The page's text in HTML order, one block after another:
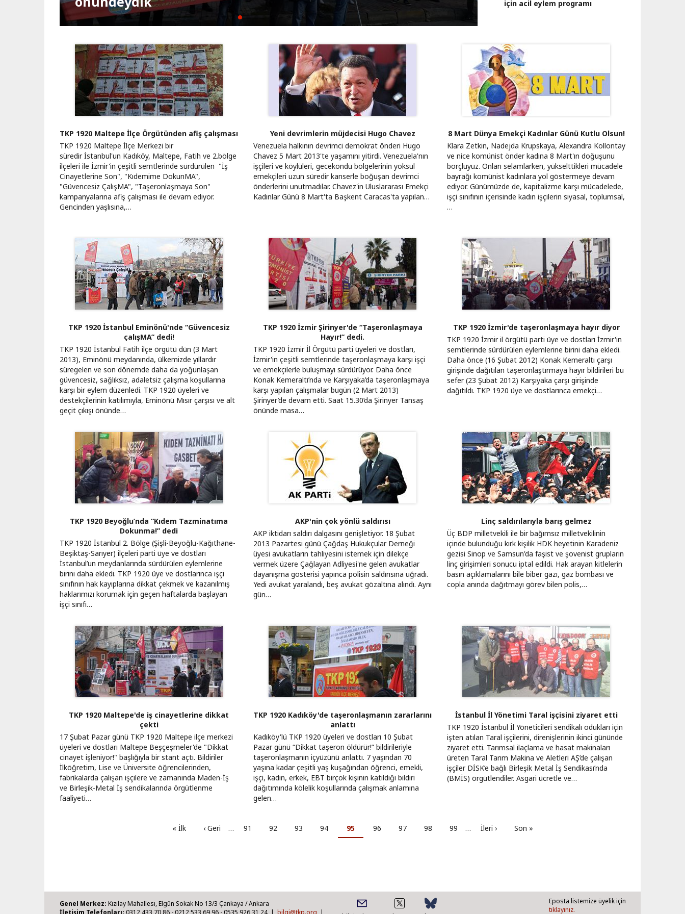
için acil eylem programı
TKP 1920 Maltepe İlçe Örgütünden afiş çalışması
TKP 1920 Maltepe İlçe Merkezi bir
süredir İstanbul'un Kadıköy, Maltepe, Fatih ve 2.bölge
ilçeleri ile İzmir'in çeşitli semtlerinde sürdürülen "İş
Cinayetlerine Son", "Kıdemime DokunMA",
"Güvencesiz ÇalışMA", "Taşeronlaşmaya Son"
kampanyalarına afiş çalışması ile devam ediyor.
Gencinden yaşlısına,…
Yeni devrimlerin müjdecisi Hugo Chavez
Venezuela halkının devrimci demokrat önderi Hugo
Chavez 5 Mart 2013'te yaşamını yitirdi. Venezuela'nın
işçileri ve köylüleri, gecekondu bölgelerinin yoksul
emekçileri uzun süredir kanserle boğuşan devrimci
önderlerini unutmadılar. Chavez'in Uluslararası Emekçi
Kadınlar Günü 8 Mart'ta Başkent Caracas'ta yapılan…
8 Mart Dünya Emekçi Kadınlar Günü Kutlu Olsun!
Klara Zetkin, Nadejda Krupskaya, Alexandra Kollontay
ve nice komünist önder kadına 8 Mart'ın doğuşunu
borçluyuz. Onları selamlarken, yükselttikleri mücadele
bayrağı komünist kadınlara yol göstermeye devam
ediyor. Günümüzde de, kapitalizme karşı mücadelede,
işçi sınıfının içerisinde kadın işçilerin siyasal, toplumsal,
…
TKP 1920 İstanbul Eminönü'nde “Güvencesiz
çalışMA” dedi!
TKP 1920 İstanbul Fatih ilçe örgütü dün (3 Mart
2013), Eminönü meydanında, ülkemizde yıllardır
süregelen ve son dönemde daha da yoğunlaşan
güvencesiz, sağlıksız, adaletsiz çalışma koşullarına
karşı bir eylem düzenledi. TKP 1920 üyeleri ve
destekçilerinin katılımıyla, Eminönü Mısır çarşısı ve alt
geçit çıkışı önünde…
TKP 1920 İzmir Şirinyer'de “Taşeronlaşmaya
Hayır!” dedi.
TKP 1920 İzmir İl Örgütü parti üyeleri ve dostları,
İzmir'in çeşitli semtlerinde taşeronlaşmaya karşı işçi
ve emekçilerle buluşmayı sürdürüyor. Daha önce
Konak Kemeraltı’nda ve Karşıyaka’da taşeronlaşmaya
karşı yapılan çalışmalar bugün (2 Mart 2013)
Şirinyer’de devam etti. Saat 15.30’da Şirinyer Tansaş
önünde masa…
TKP 1920 İzmir'de taşeronlaşmaya hayır diyor
TKP 1920 İzmir il örgütü parti üye ve dostları İzmir'in
semtlerinde sürdürülen eylemlerine birini daha ekledi.
Daha önce (16 Şubat 2012) Konak Kemeraltı çarşı
girişinde dağıtılan taşeronlaştırmaya hayır bildirileri bu
sefer (23 Şubat 2012) Karşıyaka çarşı girişinde
dağıtıldı. TKP 1920 üye ve dostlarınca emekçi…
TKP 1920 Beyoğlu’nda “Kıdem Tazminatıma
Dokunma!” dedi
TKP 1920 İstanbul 2. Bölge (Şişli-Beyoğlu-Kağıthane-
Beşiktaş-Sarıyer) ilçeleri parti üye ve dostları
İstanbul’un meydanlarında sürdürülen eylemlerine
birini daha ekledi. TKP 1920 üye ve dostlarınca işçi
sınıfının hak kayıplarına dikkat çekmek ve kazanılmış
haklarımızı korumak için geçen haftalarda başlayan
işçi sınıfı…
AKP'nin çok yönlü saldırısı
AKP iktidarı saldırı dalgasını genişletiyor. 18 Şubat
2013 Pazartesi günü Çağdaş Hukukçular Derneği
üyesi avukatların tahliyesini istemek için dilekçe
vermek üzere Çağlayan Adliyesi'ne gelen avukatlar
dayanışma gösterisi yapınca polisin saldırısına uğradı.
Yedi avukat yaralandı, beş avukat gözaltına alındı. Aynı
gün…
Linç saldırılarıyla barış gelmez
Üç BDP milletvekili ile bir bağımsız milletvekilinin
içinde bulunduğu kırk kişilik HDK heyetinin Karadeniz
gezisi Sinop ve Samsun'da faşist ve şovenist grupların
linç girişimleri sonucu iptal edildi. Hak arayan kitlelerin
basın açıklamalarını bile biber gazı, gaz bombası ve
copla anında dağıtmayı görev bilen polis,…
TKP 1920 Maltepe'de iş cinayetlerine dikkat
çekti
17 Şubat Pazar günü TKP 1920 Maltepe ilçe merkezi
üyeleri ve dostları Maltepe Beşçeşmeler'de "Dikkat
cinayet işleniyor!" başlığıyla bir stant açtı. Bildiriler
İlköğretim, Lise ve Üniversite öğrencilerinden,
fabrikalarda çalışan işçilere ve zamanında Maden-İş
ve Birleşik-Metal İş sendikalarında örgütlenme
faaliyeti…
TKP 1920 Kadıköy'de taşeronlaşmanın zararlarını
anlattı
Kadıköy'lü TKP 1920 üyeleri ve dostları 10 Şubat
Pazar günü “Dikkat taşeron öldürür!” bildirileriyle
taşeronlaşmanın içyüzünü anlattı. 7 yaşından 70
yaşına kadar çeşitli yaş kuşağından öğrenci, emekli,
işçi, kadın, erkek, EBT birçok kişinin katıldığı bildiri
dağıtımında kölelik koşullarında çalışmak anlamına
gelen…
İstanbul İl Yönetimi Taral işçisini ziyaret etti
TKP 1920 İstanbul İl Yöneticileri sendikalı odukları için
işten atılan Taral işçilerini, direnişlerinin ikinci gününde
ziyaret etti. Tarımsal ilaçlama ve hasat makinaları
üreten Taral Tarım Makina ve Aletleri AŞ’de çalışan
işçiler DİSK’e bağlı Birleşik Metal İş Sendikası’nda
(BMİS) örgütlendiler. Asgari ücretle ve…
Sayfalama
İlk
« İlk Önceki
‹ Geri … Sayfa
91 Sayfa
92 Sayfa
93 Sayfa
94 Şu
an
95 Sayfa
96 Sayfa
97 Sayfa
98 Sayfa
99 … Sonraki
İleri › Son
Son »
Genel Merkez: Kızılay Mahallesi, Elgün Sokak No 13/3 Çankaya / Ankara
İletişim Telefonları: 0312 433 70 86 - 0212 533 69 96 - 0535 926 31 24 | bilgi@tkp.org |
Eposta listemize üyelik için
tıklayınız.